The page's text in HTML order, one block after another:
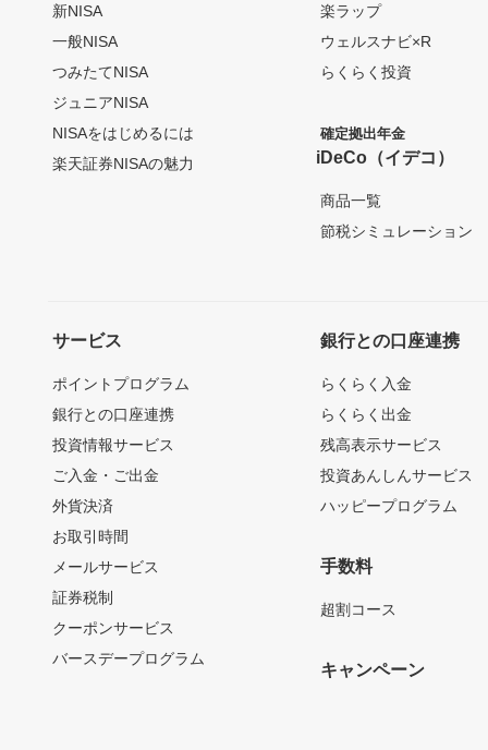
新NISA
一般NISA
つみたてNISA
ジュニアNISA
NISAをはじめるには
楽天証券NISAの魅力
楽ラップ
ウェルスナビ×R
らくらく投資
確定拠出年金
iDeCo（イデコ）
商品一覧
節税シミュレーション
サービス
ポイントプログラム
銀行との口座連携
投資情報サービス
ご入金・ご出金
外貨決済
お取引時間
メールサービス
証券税制
クーポンサービス
バースデープログラム
銀行との口座連携
らくらく入金
らくらく出金
残高表示サービス
投資あんしんサービス
ハッピープログラム
手数料
超割コース
キャンペーン